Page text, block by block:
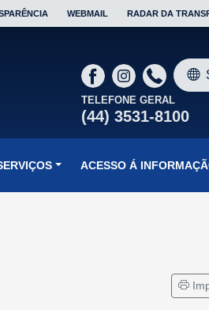
WEBMAIL RADAR DA
TELEFONE GERAL
(44) 3531-8100
ACESSO Á